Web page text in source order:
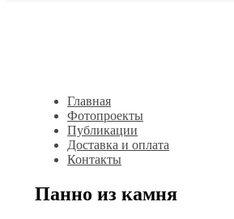
Главная
Фотопроекты
Публикации
Доставка и оплата
Контакты
Панно из камня